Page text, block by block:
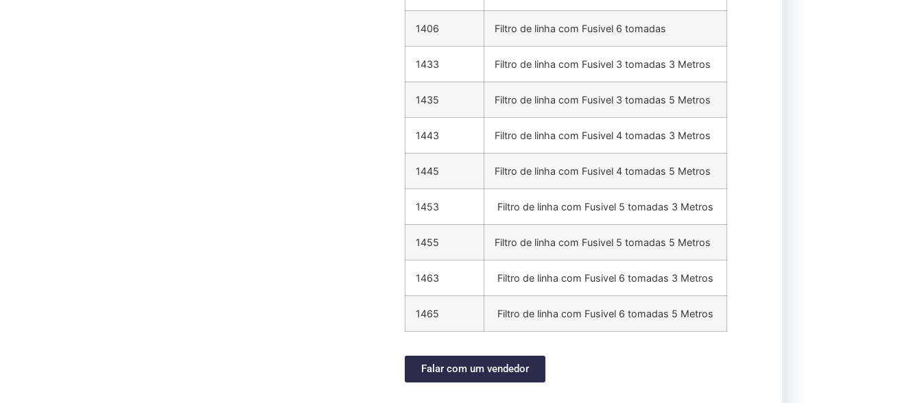
1406 Filtro de linha com Fusivel 6 tomadas
1433 Filtro de linha com Fusivel 3 tomadas 3 Metros
1435 Filtro de linha com Fusivel 3 tomadas 5 Metros
1443 Filtro de linha com Fusivel 4 tomadas 3 Metros
1445 Filtro de linha com Fusivel 4 tomadas 5 Metros
1453 Filtro de linha com Fusivel 5 tomadas 3 Metros
1455 Filtro de linha com Fusivel 5 tomadas 5 Metros
1463 Filtro de linha com Fusivel 6 tomadas 3 Metros
1465 Filtro de linha com Fusivel 6 tomadas 5 Metros
Falar com um vendedor